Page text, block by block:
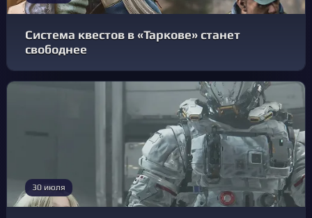
Система квестов в «Таркове» станет
свободнее
30 июля